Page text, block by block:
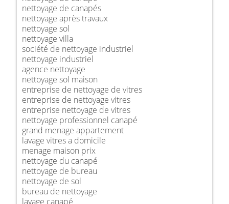
nettoyage de canapés
nettoyage après travaux
nettoyage sol
nettoyage villa
société de nettoyage industriel
nettoyage industriel
agence nettoyage
nettoyage sol maison
entreprise de nettoyage de vitres
entreprise de nettoyage vitres
entreprise nettoyage de vitres
nettoyage professionnel canapé
grand menage appartement
lavage vitres a domicile
menage maison prix
nettoyage du canapé
nettoyage de bureau
nettoyage de sol
bureau de nettoyage
lavage canapé